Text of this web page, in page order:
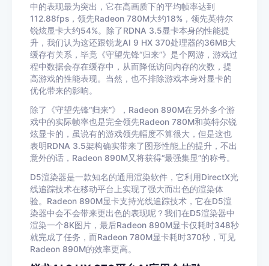
中的表现最为突出，它在高画质下的平均帧率达到
112.88fps，领先Radeon 780M大约18%，领先英特尔
锐炫显卡大约54%。除了RDNA 3.5显卡本身的性能提
升，我们认为这还跟锐龙AI 9 HX 370处理器的36MB大
缓存有关系，毕竟《守望先锋“归来”》是个网游，游戏过
程中数据会存在缓存中，从而降低访问内存的次数，提
高游戏的性能表现。当然，也不排除游戏本身对显卡的
优化带来的影响。
除了《守望先锋“归来”》，Radeon 890M在另外多个游
戏中的实际帧率也是完全领先Radeon 780M和英特尔锐
炫显卡的，虽说有的游戏领先幅度不算很大，但是这也
表明RDNA 3.5架构确实带来了图形性能上的提升，不出
意外的话，Radeon 890M又将获得“最强集显”的称号。
D5渲染器是一款知名的通用渲染软件，它利用DirectX光
线追踪技术在移动平台上实现了强大而出色的渲染体
验。Radeon 890M显卡支持光线追踪技术，它在D5渲
染器中会不会带来更出色的表现呢？我们在D5渲染器中
渲染一个8K图片，最后Radeon 890M显卡仅耗时348秒
就完成了任务，而Radeon 780M显卡耗时370秒，可见
Radeon 890M的效率更高。